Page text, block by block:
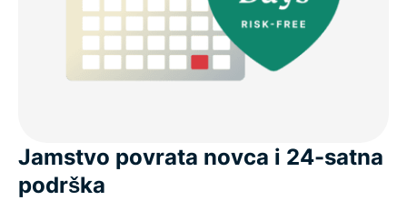
Jamstvo povrata novca i 24-satna
podrška